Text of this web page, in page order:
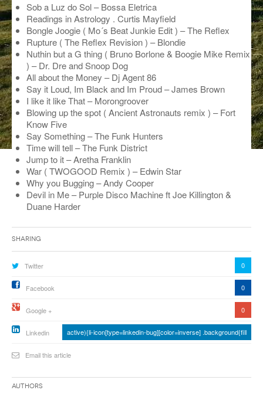
NOS ANCIENS
SONORIK
THEME FORCE
ZIRCONIUM
ANCIENNES ÉMISSIONS
Sob a Luz do Sol – Bossa Eletrica
Readings in Astrology . Curtis Mayfield
Bongle Joogie ( Mo´s Beat Junkie Edit ) – The Reflex
Rupture ( The Reflex Revision ) – Blondie
Nuthin but a G thing ( Bruno Borlone & Boogie Mike Remix
) – Dr. Dre and Snoop Dog
All about the Money – Dj Agent 86
Say it Loud, Im Black and Im Proud – James Brown
I like it like That – Morongroover
Blowing up the spot ( Ancient Astronauts remix ) – Fort
Know Five
Say Something – The Funk Hunters
Time will tell – The Funk District
Jump to it – Aretha Franklin
War ( TWOGOOD Remix ) – Edwin Star
Why you Bugging – Andy Cooper
Devil in Me – Purple Disco Machine ft Joe Killington &
Duane Harder
Sharing
Twitter 0
Facebook 0
Google + 0
Linkedin active){li-icon[type=linkedin-bug][color=inverse] .background{fill
Email this article
Authors